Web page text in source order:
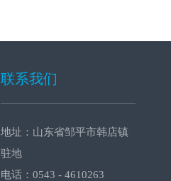
联系我们
地址：山东省邹平市韩店镇
驻地
电话：0543 - 4610263